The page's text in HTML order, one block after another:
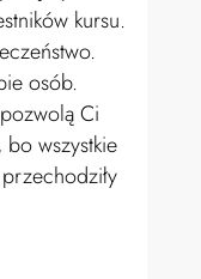
kursu.
osób.
Ci
wszystkie